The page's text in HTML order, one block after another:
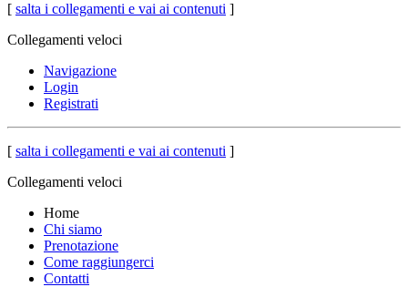
[ salta i collegamenti e vai ai contenuti ]
Collegamenti veloci
Navigazione
Login
Registrati
[ salta i collegamenti e vai ai contenuti ]
Collegamenti veloci
Home
Chi siamo
Prenotazione
Come raggiungerci
Contatti